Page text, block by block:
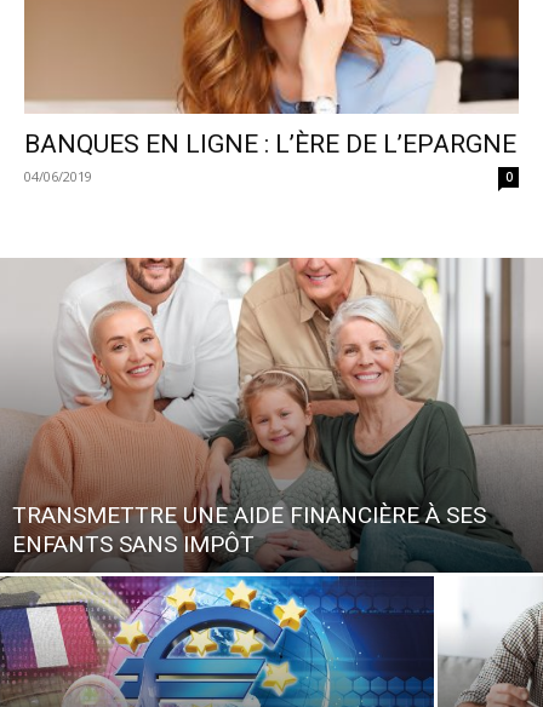
BANQUES EN LIGNE : L’ÈRE DE L’EPARGNE
04/06/2019 0
TRANSMETTRE UNE AIDE FINANCIÈRE À SES
ENFANTS SANS IMPÔT